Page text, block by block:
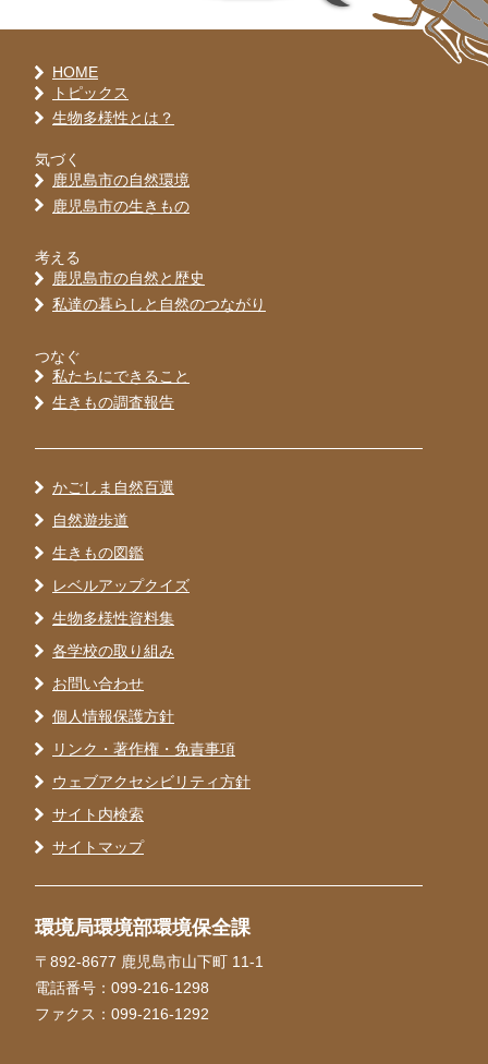
HOME
トピックス
生物多様性とは？
気づく
鹿児島市の自然環境
鹿児島市の生きもの
考える
鹿児島市の自然と歴史
私達の暮らしと自然のつながり
つなぐ
私たちにできること
生きもの調査報告
かごしま自然百選
自然遊歩道
生きもの図鑑
レベルアップクイズ
生物多様性資料集
各学校の取り組み
お問い合わせ
個人情報保護方針
リンク・著作権・免責事項
ウェブアクセシビリティ方針
サイト内検索
サイトマップ
環境局環境部環境保全課
〒892-8677 鹿児島市山下町 11-1
電話番号：099-216-1298
ファクス：099-216-1292